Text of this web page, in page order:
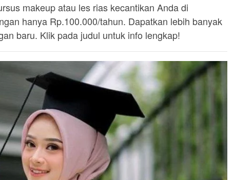
makeup atau les rias kecantikan Anda di
hanya Rp.100.000/tahun. Dapatkan lebih banyak
baru. Klik pada judul untuk info lengkap!